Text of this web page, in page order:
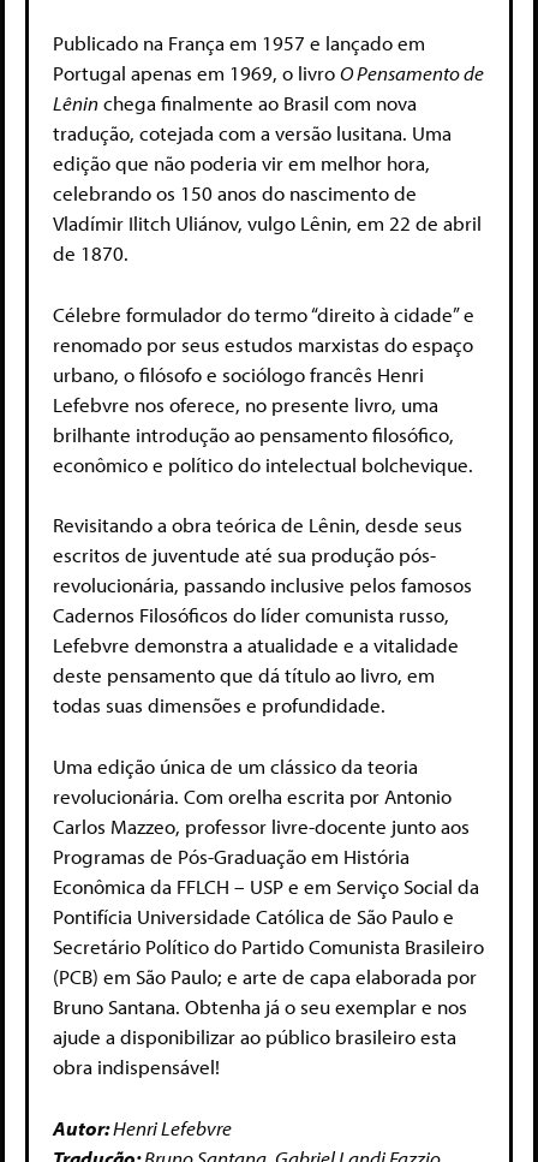
Publicado na França em 1957 e lançado em
Portugal apenas em 1969, o livroO Pensamento de
Lêninchega finalmente ao Brasil com nova
tradução, cotejada com a versão lusitana. Uma
edição que não poderia vir em melhor hora,
celebrando os 150 anos do nascimento de
Vladímir Ilitch Uliánov, vulgo Lênin, em 22 de abril
de 1870.
Célebre formulador do termo “direito à cidade” e
renomado por seus estudos marxistas do espaço
urbano, o filósofo e sociólogo francês Henri
Lefebvre nos oferece, no presente livro, uma
brilhante introdução ao pensamento filosófico,
econômico e político do intelectual bolchevique.
Revisitando a obra teórica de Lênin, desde seus
escritos de juventude até sua produção pós-
revolucionária, passando inclusive pelos famosos
Cadernos Filosóficos do líder comunista russo,
Lefebvre demonstra a atualidade e a vitalidade
deste pensamento que dá título ao livro, em
todas suas dimensões e profundidade.
Uma edição única de um clássico da teoria
revolucionária. Com orelha escrita por Antonio
Carlos Mazzeo, professor livre-docente junto aos
Programas de Pós-Graduação em História
Econômica da FFLCH – USP e em Serviço Social da
Pontifícia Universidade Católica de São Paulo e
Secretário Político do Partido Comunista Brasileiro
(PCB) em São Paulo; e arte de capa elaborada por
Bruno Santana. Obtenha já o seu exemplar e nos
ajude a disponibilizar ao público brasileiro esta
obra indispensável!
Autor:Henri Lefebvre